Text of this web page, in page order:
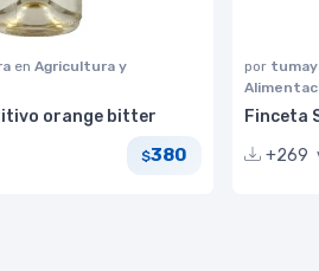
en Agricultura y
orange bitter
$380
por
Finceta
+269